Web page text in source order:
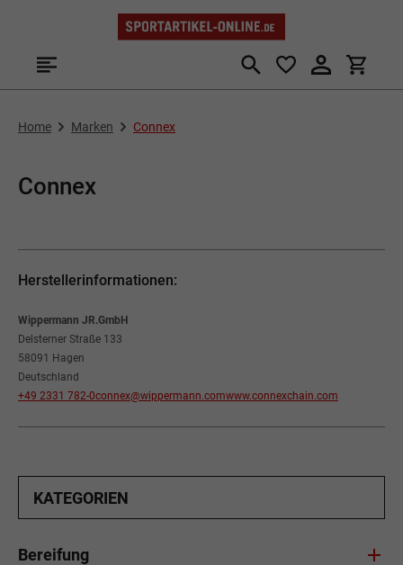
Zum Hauptinhalt springen
Home Marken Connex
Connex
Herstellerinformationen:
Wippermann JR.GmbH
Delsterner Straße 133
58091 Hagen
Deutschland
+49 2331 782-0connex@wippermann.comwww.connexchain.com
KATEGORIEN
Bereifung